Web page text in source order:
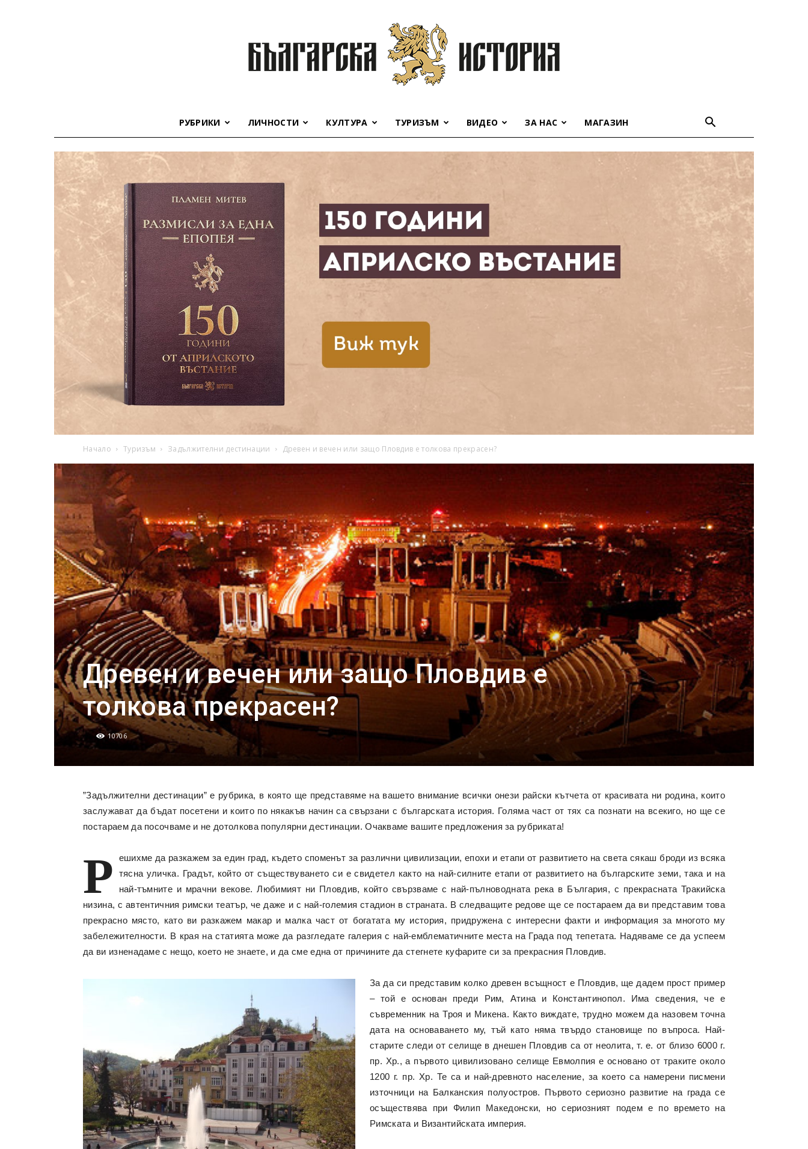
история
РУБРИКИ ЛИЧНОСТИ КУЛТУРА ТУРИЗЪМ ВИДЕО ЗА НАС МАГАЗИН
Начало Туризъм Задължителни дестинации Древен и вечен или защо Пловдив е толкова прекрасен?
Древен и вечен или защо Пловдив е
толкова прекрасен?
10706
”Задължителни дестинации” е рубрика, в която ще представяме на вашето внимание всички онези райски кътчета от красивата ни родина, които
заслужават да бъдат посетени и които по някакъв начин са свързани с българската история. Голяма част от тях са познати на всекиго, но ще се
постараем да посочваме и не дотолкова популярни дестинации. Очакваме вашите предложения за рубриката!
Р
ешихме да разкажем за един град, където споменът за различни цивилизации, епохи и етапи от развитието на света сякаш броди из всяка
тясна уличка. Градът, който от съществуването си е свидетел както на най-силните етапи от развитието на българските земи, така и на
най-тъмните и мрачни векове. Любимият ни Пловдив, който свързваме с най-пълноводната река в България, с прекрасната Тракийска
низина, с автентичния римски театър, че даже и с най-големия стадион в страната. В следващите редове ще се постараем да ви представим това
прекрасно място, като ви разкажем макар и малка част от богатата му история, придружена с интересни факти и информация за многото му
забележителности. В края на статията може да разгледате галерия с най-емблематичните места на Града под тепетата. Надяваме се да успеем
да ви изненадаме с нещо, което не знаете, и да сме една от причините да стегнете куфарите си за прекрасния Пловдив.
За да си представим колко древен всъщност е Пловдив, ще дадем прост пример
– той е основан преди Рим, Атина и Константинопол. Има сведения, че е
съвременник на Троя и Микена. Както виждате, трудно можем да назовем точна
дата на основаването му, тъй като няма твърдо становище по въпроса. Най-
старите следи от селище в днешен Пловдив са от неолита, т. е. от близо 6000 г.
пр. Хр., а първото цивилизовано селище Евмолпия е основано от траките около
1200 г. пр. Хр. Те са и най-древното население, за което са намерени писмени
източници на Балканския полуостров. Първото сериозно развитие на града се
осъществява при Филип Македонски, но сериозният подем е по времето на
Римската и Византийската империя.